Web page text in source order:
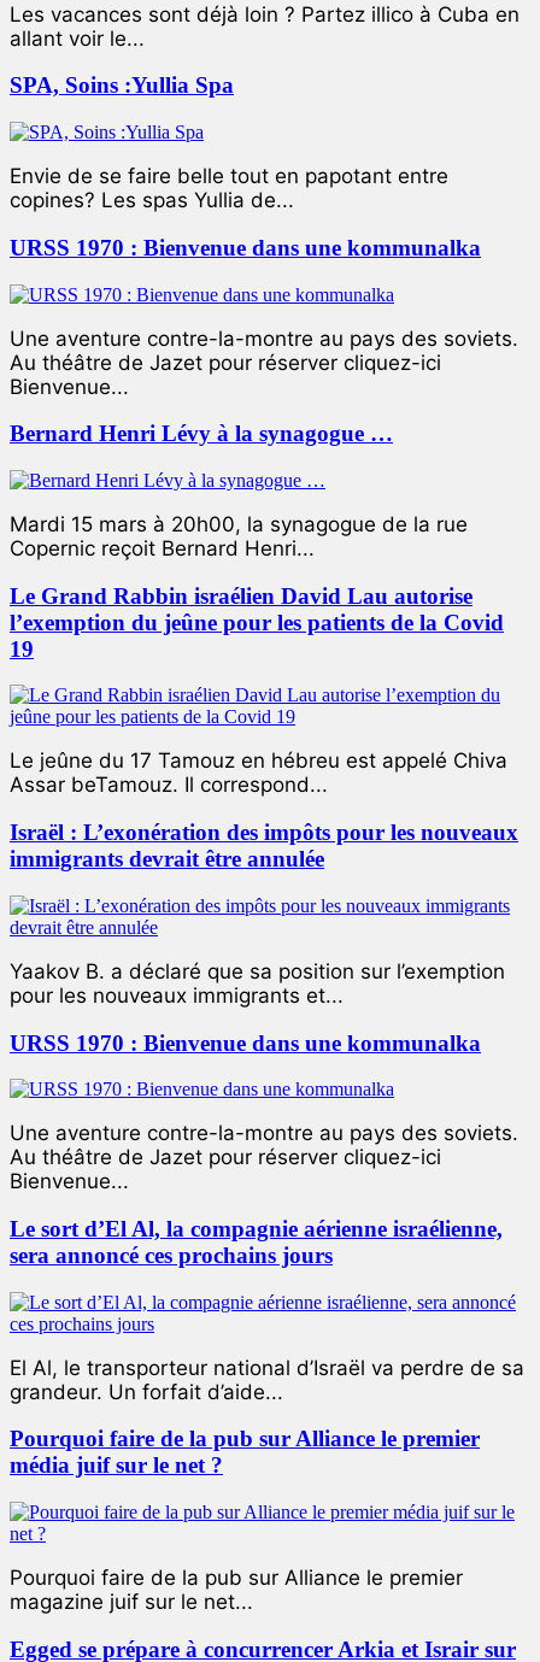
Les vacances sont déjà loin ? Partez illico à Cuba en
allant voir le...
SPA, Soins :Yullia Spa
Envie de se faire belle tout en papotant entre
copines? Les spas Yullia de...
URSS 1970 : Bienvenue dans une kommunalka
Une aventure contre-la-montre au pays des soviets.
Au théâtre de Jazet pour réserver cliquez-ici
Bienvenue...
Bernard Henri Lévy à la synagogue …
Mardi 15 mars à 20h00, la synagogue de la rue
Copernic reçoit Bernard Henri...
Le Grand Rabbin israélien David Lau autorise
l’exemption du jeûne pour les patients de la Covid
19
Le jeûne du 17 Tamouz en hébreu est appelé Chiva
Assar beTamouz. Il correspond...
Israël : L’exonération des impôts pour les nouveaux
immigrants devrait être annulée
Yaakov B. a déclaré que sa position sur l’exemption
pour les nouveaux immigrants et...
URSS 1970 : Bienvenue dans une kommunalka
Une aventure contre-la-montre au pays des soviets.
Au théâtre de Jazet pour réserver cliquez-ici
Bienvenue...
Le sort d’El Al, la compagnie aérienne israélienne,
sera annoncé ces prochains jours
El Al, le transporteur national d’Israël va perdre de sa
grandeur. Un forfait d’aide...
Pourquoi faire de la pub sur Alliance le premier
média juif sur le net ?
Pourquoi faire de la pub sur Alliance le premier
magazine juif sur le net...
Egged se prépare à concurrencer Arkia et Israir sur